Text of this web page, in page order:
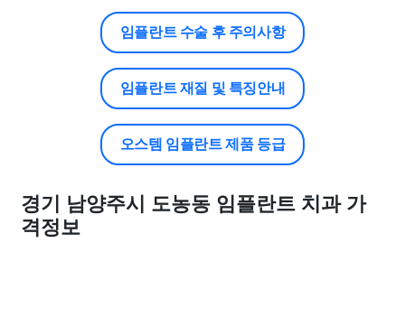
임플란트 수술 후 주의사항
임플란트 재질 및 특징안내
오스템 임플란트 제품 등급
경기 남양주시 도농동 임플란트 치과 가
격정보